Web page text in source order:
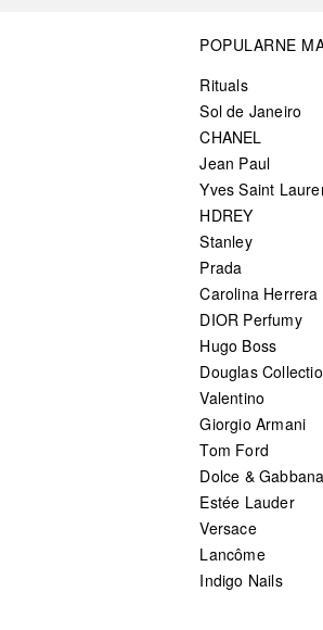
POPULARNE
Rituals
Sol de Janeiro
CHANEL
Jean Paul
Yves Saint
HDREY
Stanley
Prada
Carolina Herrera
DIOR Perfumy
Hugo Boss
Douglas
Valentino
Giorgio Armani
Tom Ford
Dolce & Gabbana
Estée Lauder
Versace
Lancôme
Indigo Nails